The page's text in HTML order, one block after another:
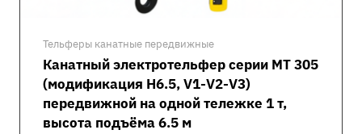
Тельферы канатные передвижные
Канатный электротельфер серии MT 305
(модификация H6.5, V1-V2-V3)
передвижной на одной тележке 1 т,
высота подъёма 6.5 м